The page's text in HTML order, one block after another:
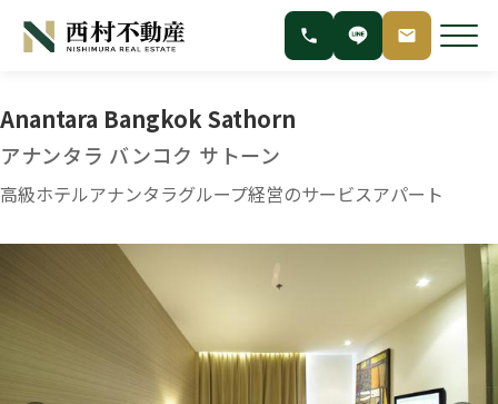
Anantara Bangkok Sathorn
アナンタラ バンコク サトーン
高級ホテルアナンタラグループ経営のサービスアパート